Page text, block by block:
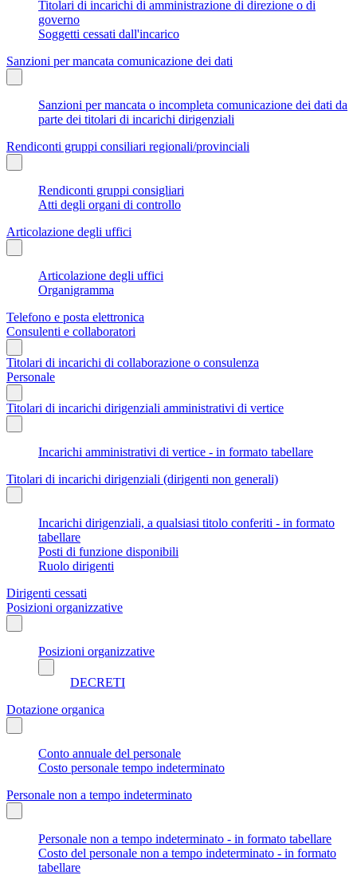
Titolari di incarichi di amministrazione di direzione o di
governo
Soggetti cessati dall'incarico
Sanzioni per mancata comunicazione dei dati
Sanzioni per mancata o incompleta comunicazione dei dati da
parte dei titolari di incarichi dirigenziali
Rendiconti gruppi consiliari regionali/provinciali
Rendiconti gruppi consigliari
Atti degli organi di controllo
Articolazione degli uffici
Articolazione degli uffici
Organigramma
Telefono e posta elettronica
Consulenti e collaboratori
Titolari di incarichi di collaborazione o consulenza
Personale
Titolari di incarichi dirigenziali amministrativi di vertice
Incarichi amministrativi di vertice - in formato tabellare
Titolari di incarichi dirigenziali (dirigenti non generali)
Incarichi dirigenziali, a qualsiasi titolo conferiti - in formato
tabellare
Posti di funzione disponibili
Ruolo dirigenti
Dirigenti cessati
Posizioni organizzative
Posizioni organizzative
DECRETI
Dotazione organica
Conto annuale del personale
Costo personale tempo indeterminato
Personale non a tempo indeterminato
Personale non a tempo indeterminato - in formato tabellare
Costo del personale non a tempo indeterminato - in formato
tabellare